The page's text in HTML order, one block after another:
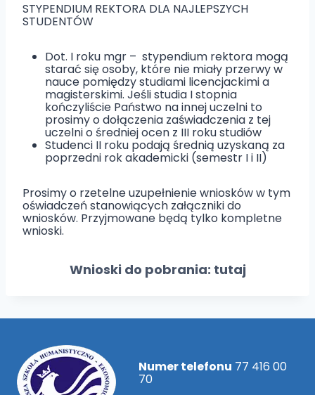
STYPENDIUM REKTORA DLA NAJLEPSZYCH
STUDENTÓW
Dot. I roku mgr – stypendium rektora mogą
starać się osoby, które nie miały przerwy w
nauce pomiędzy studiami licencjackimi a
magisterskimi. Jeśli studia I stopnia
kończyliście Państwo na innej uczelni to
prosimy o dołączenia zaświadczenia z tej
uczelni o średniej ocen z III roku studiów
Studenci II roku podają średnią uzyskaną za
poprzedni rok akademicki (semestr I i II)
Prosimy o rzetelne uzupełnienie wniosków w tym
oświadczeń stanowiących załączniki do
wniosków. Przyjmowane będą tylko kompletne
wnioski.
Wnioski do pobrania: tutaj
Numer telefonu 77 416 00
70